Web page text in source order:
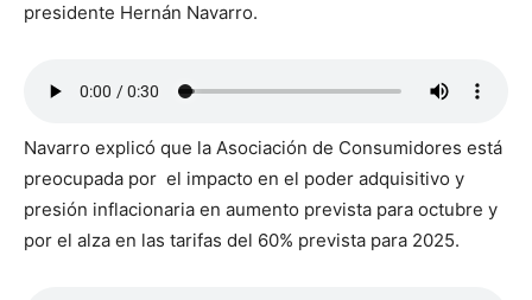
presidente Hernán Navarro.
Navarro explicó que la Asociación de Consumidores está
preocupada por el impacto en el poder adquisitivo y
presión inflacionaria en aumento prevista para octubre y
por el alza en las tarifas del 60% prevista para 2025.